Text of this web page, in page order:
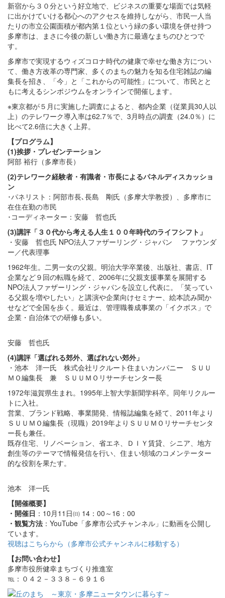
新宿から３０分という好立地で、ビジネスの重要な場面では気軽
に出かけていける都心へのアクセスを維持しながら、市民一人当
たりの市立公園面積が都内第１位という緑の多い環境を併せ持つ
多摩市は、まさに今後の新しい働き方に最適なまちのひとつで
す。
多摩市で実現するウィズコロナ時代の健康で幸せな働き方につい
て、働き方改革の専門家、多くのまちの魅力を知る住宅雑誌の編
集長を招き、「今」と「これからの可能性」について、市民とと
もに考えるシンポジウムをオンラインで開催します。
※東京都が５月に実施した調査によると、都内企業（従業員30人以
上）のテレワーク導入率は62.7％で、3月時点の調査（24.0％）に
比べて2.6倍に大きく上昇。
【プログラム】
(1)挨拶・プレゼンテーション
阿部 裕行（多摩市長）
(2)テレワーク経験者・有識者・市長によるパネルディスカッショ
ン
･パネリスト：阿部市長､長島 剛氏（多摩大学教授）、多摩市に
在住在勤の市民
･コーディネーター：安藤 哲也氏
(3)講評「３０代から考える人生１００年時代のライフシフト」
・安藤 哲也氏 NPO法人ファザーリング・ジャパン ファウンダ
ー／代表理事
1962年生。二男一女の父親。明治大学卒業後、出版社、書店、IT
企業など９回の転職を経て、2006年に父親支援事業を展開する
NPO法人ファザーリング・ジャパンを設立し代表に。「笑ってい
る父親を増やしたい」と講演や企業向けセミナー、絵本読み聞か
せなどで全国を歩く。最近は、管理職養成事業の「イクボス」で
企業・自治体での研修も多い。
安藤 哲也氏
(4)講評「選ばれる郊外、選ばれない郊外」
・池本 洋一氏 株式会社リクルート住まいカンパニー ＳＵＵ
ＭＯ編集長 兼 ＳＵＵＭＯリサーチセンター長
1972年滋賀県生まれ。1995年上智大学新聞学科卒。同年リクルー
トに入社。
営業、ブランド戦略、事業開発、情報誌編集を経て、2011年より
ＳＵＵＭＯ編集長（現職）2019年よりＳＵＵＭＯリサーチセンタ
ー長も兼任。
既存住宅、リノベーション、省エネ、ＤＩＹ賃貸、シニア、地方
創生等のテーマで情報発信を行い、住まい領域のコメンテーター
的な役割を果たす。
池本 洋一氏
【開催概要】
・開催日 ：10月11日㈰ 14：00～16：00
・観覧方法 ：YouTube「多摩市公式チャンネル」に動画を公開し
ています。
視聴はこちらから（多摩市公式チャンネルに移動する）
【お問い合わせ】
多摩市役所健幸まちづくり推進室
℡：０４２－３３８－６９１６